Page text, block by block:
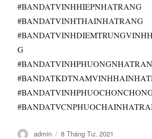
#BANDATVINHHIEPNHATRANG​
#BANDATVINHTHAINHATRANG​
G​
Tác
admin
Đăng
8 Tháng Tư, 2021